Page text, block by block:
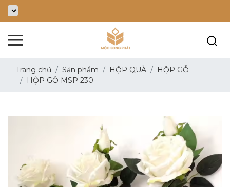
Trang chủ Sản phẩm HỘP QUÀ
HỘP GỖ
HỘP GỖ MSP 230